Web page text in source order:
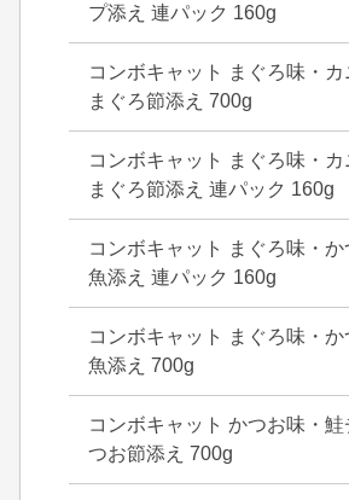
プ添え 連パック 160g
コンボキャット まぐろ味・カ
まぐろ節添え 700g
コンボキャット まぐろ味・カ
まぐろ節添え 連パック 160g
コンボキャット まぐろ味・
魚添え 連パック 160g
コンボキャット まぐろ味・
魚添え 700g
コンボキャット かつお味・
つお節添え 700g